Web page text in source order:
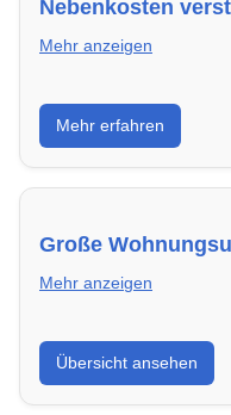
Nebenkosten
Mehr anzeigen
Erfahre, welche
wie du deine
kannst.
Mehr erfahren
Große
Mehr anzeigen
Hier findest du die
von
Übersicht ansehen